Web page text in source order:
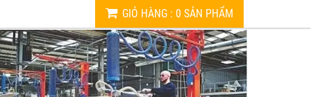
GIỎ HÀNG : 0 SẢN PHẨM